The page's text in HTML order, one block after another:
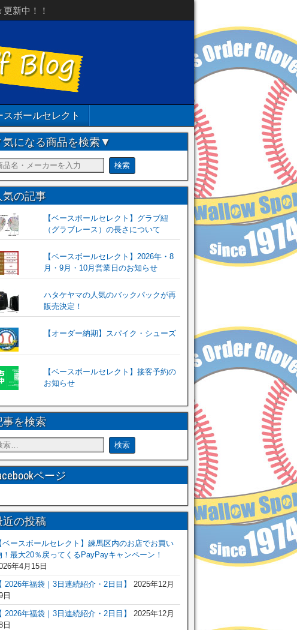
新中！！
スボールセレクト
になる商品を検索▼
気の記事
【ベースボールセレクト】グラブ紐
（グラブレース）の長さについて
【ベースボールセレクト】2026年・8
月・9月・10月営業日のお知らせ
ハタケヤマの人気のバックパックが再
販売決定！
【オーダー納期】スパイク・シューズ
【ベースボールセレクト】接客予約の
お知らせ
事を検索
ページ
近の投稿
ベースボールセレクト】練馬区内のお店でお買い
！最大20％戻ってくるPayPayキャンペーン！
年4月15日
2026年福袋｜3日連続紹介・2日目】
2025年12月
日
2026年福袋｜3日連続紹介・2日目】
2025年12月
日